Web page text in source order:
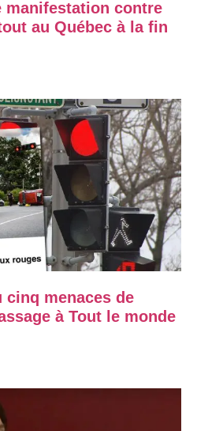
manifestation contre
au Québec à la fin
cinq menaces de
à Tout le monde